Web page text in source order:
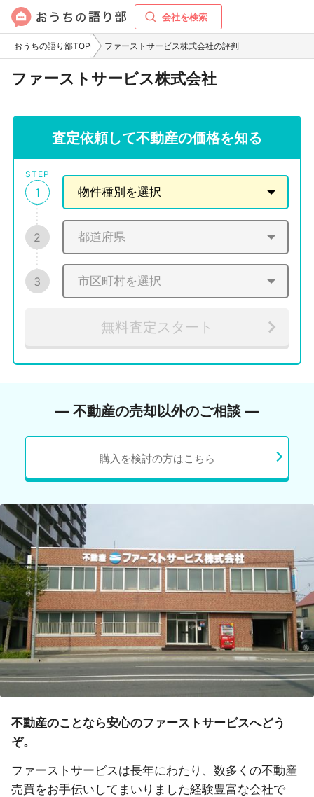
会社を検索
おうちの語り部TOP ファーストサービス株式会社の評判
ファーストサービス株式会社
査定依頼して不動産の価格を知る
STEP
1
2
3
無料査定スタート
― 不動産の売却以外のご相談 ―
購入を検討の方はこちら
不動産のことなら安心のファーストサービスへどう
ぞ。
ファーストサービスは長年にわたり、数多くの不動産
売買をお手伝いしてまいりました経験豊富な会社で